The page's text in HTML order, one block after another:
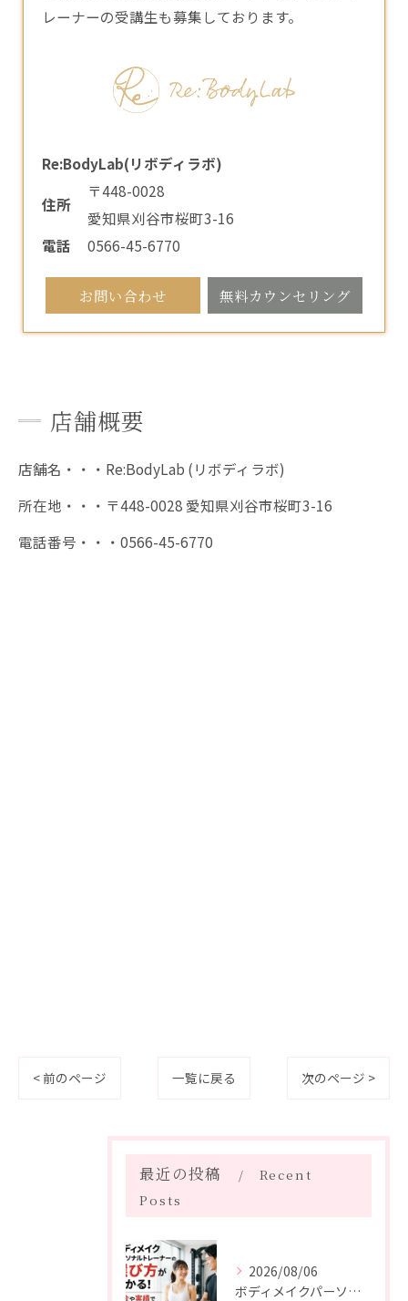
レーナーの受講生も募集しております。
Re:BodyLab(リボディラボ)
住所
〒448-0028
愛知県刈谷市桜町3-16
電話
0566-45-6770
お問い合わせ 無料カウンセリング
店舗概要
店舗名・・・Re:BodyLab (リボディラボ)
所在地・・・〒448-0028 愛知県刈谷市桜町3-16
電話番号・・・0566-45-6770
< 前のページ 一覧に戻る 次のページ >
最近の投稿
Recent
Posts
2026/08/06
ボディメイクパーソナルトレーナーの選び方がわかる！料金や実績で失敗しない比較術